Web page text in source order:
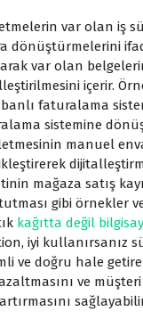
var olan iş
dönüştürmelerini
var olan
içerir.
faturalama
sistemine
manuel
mağaza satış
gibi örnekler
kağıtta değil
iyi kullanırsanız
ve doğru hale
ve müşteri